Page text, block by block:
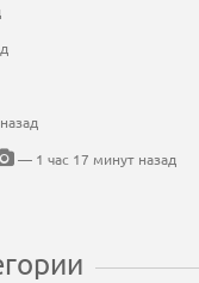
— 1 час 17 минут назад